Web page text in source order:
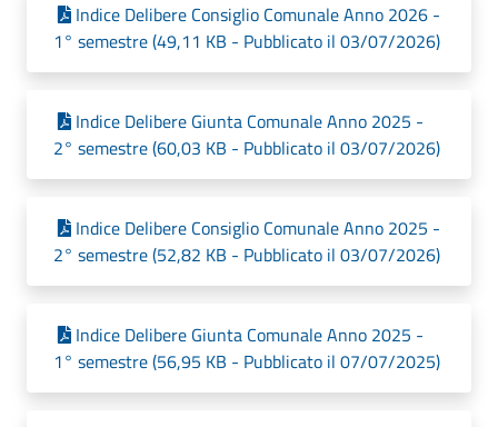
Indice Delibere Consiglio Comunale Anno 2026 -
1° semestre (49,11 KB - Pubblicato il 03/07/2026)
Indice Delibere Giunta Comunale Anno 2025 -
2° semestre (60,03 KB - Pubblicato il 03/07/2026)
Indice Delibere Consiglio Comunale Anno 2025 -
2° semestre (52,82 KB - Pubblicato il 03/07/2026)
Indice Delibere Giunta Comunale Anno 2025 -
1° semestre (56,95 KB - Pubblicato il 07/07/2025)